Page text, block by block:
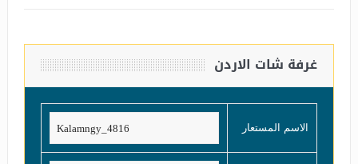
غرفة شات الاردن
الاسم المستعار